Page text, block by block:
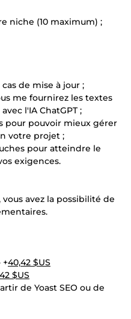
niche (10 maximum) ;
de mise à jour ;
me fournirez les textes
l'IA ChatGPT ;
pour pouvoir mieux gérer
votre projet ;
pour atteindre le
exigences.
avez la possibilité de
+40,42 $US
$US
de Yoast SEO ou de